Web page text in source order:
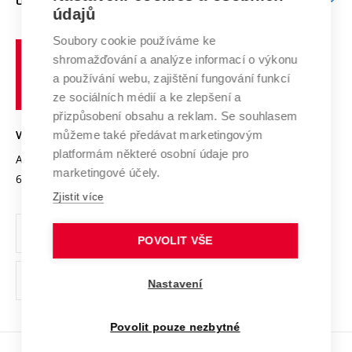
E-přihláška
Systém zajišťování kvality výzkumu
Výzkumné infrastruktury
Transfer znalostí
Open Science
Projekty
Projekty ze strukturálních fondů
Specifický výzkum
Zahraniční spolupráce
Spolupráce se školami
Služby univerzity
Mezinárodní dohody
Univerzitní sítě
Profil univerzity
Udržitelná univerzita
Podnikavá univerzita / ContriBUTe
Bezpečná univerzita
Vyznamenání
Organizační struktura
Ochrana osobních údajů
odkaz)
učení
technické
VYSOKÉ UČENÍ TECHNICKÉ V BRNĚ
Antonínská 548/1
602 00 Brno
www.vut.cz
vut@vutbr.cz
údajů
Soubory cookie používáme ke
shromažďování a analýze informací o výkonu
a používání webu, zajištění fungování funkcí
ze sociálních médií a ke zlepšení a
přizpůsobení obsahu a reklam. Se souhlasem
můžeme také předávat marketingovým
platformám některé osobní údaje pro
marketingové účely.
Zjistit více
POVOLIT VŠE
Nastavení
Povolit pouze nezbytné